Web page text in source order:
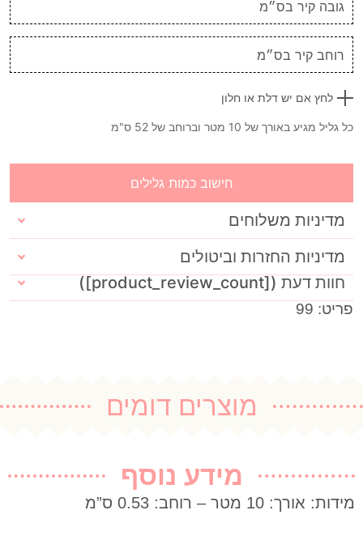
לחץ אם יש דלת או חלון
כל גליל מגיע באורך של 10 מטר וברוחב של 52 ס"מ
חישוב כמות גלילים
מדיניות משלוחים
מדיניות החזרות וביטולים
חוות דעת ([product_review_count])
פריט: 99
מוצרים דומים
מידע נוסף
מידות: אורך: 10 מטר – רוחב: 0.53 ס”מ